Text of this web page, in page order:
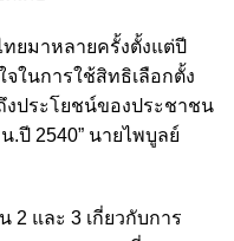
ทยมาหลายครั้งตั้งแต่ปี
ในการใช้สิทธิเลือกตั้ง
งประโยชน์ของประชาชน
.ปี 2540” นายไพบูลย์
2 และ 3 เกี่ยวกับการ